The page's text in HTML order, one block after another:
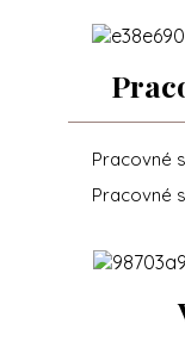
Pracovné
Pracovné